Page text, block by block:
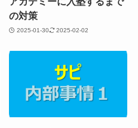
の対策
2025-01-30 2025-02-02